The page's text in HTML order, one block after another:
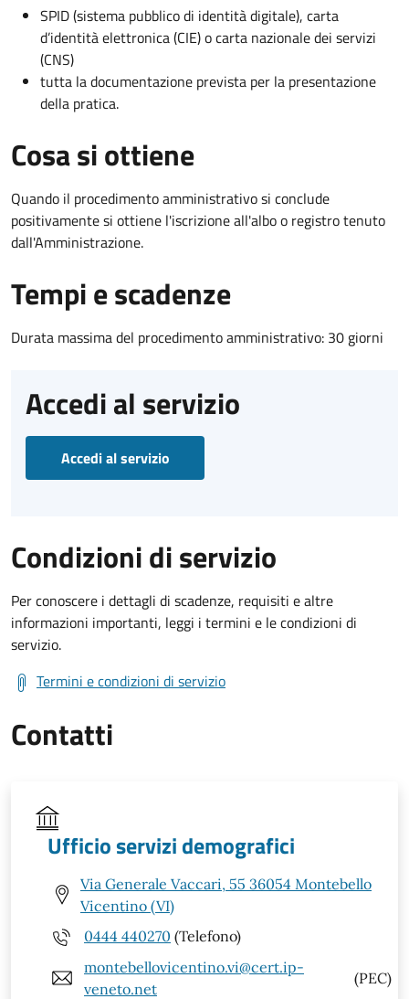
SPID (sistema pubblico di identità digitale), carta
d’identità elettronica (CIE) o carta nazionale dei servizi
(CNS)
tutta la documentazione prevista per la presentazione
della pratica.
Cosa si ottiene
Quando il procedimento amministrativo si conclude
positivamente si ottiene l'iscrizione all'albo o registro tenuto
dall'Amministrazione.
Tempi e scadenze
Durata massima del procedimento amministrativo: 30 giorni
Accedi al servizio
Accedi al servizio
Condizioni di servizio
Per conoscere i dettagli di scadenze, requisiti e altre
informazioni importanti, leggi i termini e le condizioni di
servizio.
Termini e condizioni di servizio
Contatti
Ufficio servizi demografici
Via Generale Vaccari, 55 36054 Montebello
Vicentino (VI)
0444 440270 (Telefono)
montebellovicentino.vi@cert.ip-
veneto.net
(PEC)